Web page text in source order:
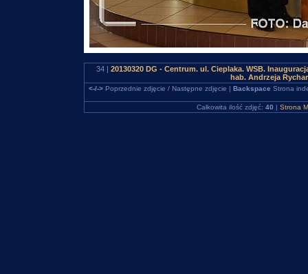
34 | 20130320 DG - Centrum. ul. Cieplaka. WSB.
hab. Andrzeja
<-/->Poprzednie zdjęcie / Następne zdjęcie | Backspace Strona
Całkowita ilość zdjęć: 40 | Strona